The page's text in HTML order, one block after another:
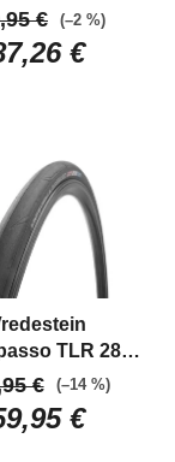
cestná -
závodná€
€ (–2 %)
TLR 28",
cestný
plášť
€
€ (–14 %)